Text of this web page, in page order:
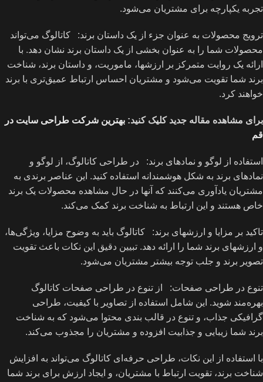
تجربه یکپارچه برای مشتریان می‌شود.
ترویج محصولات به عنوان جزء از یک داستان برند: کاتالوگ می‌تواند
محصولات شما را به عنوان بخشی از یک داستان برند نشان دهد. با
ارائه یک روایت متمرکز بر ارزشها، ماموریت، و داستان برند، شناخت
برند شما تقویت می‌شود و مشتریان احساس ارتباط عمیق‌تری با برند
خواهند کرد.
برای مشاهده مقاله جدید کلیک کنید: بهترین شرکت طراحی سایت در
قم
استفاده از لوگو و نمادهای برند: در طراحی کاتالوگ، از لوگو و
نمادهای برند به شکل هوشمندانه استفاده کنید. این عناصر برندی به
مشتریان یادآوری می‌کنند که آنها در حال مشاهده محصولات یک برند
خاص هستند و این ارتباط به شناخت برند کمک می‌کند.
تاکید بر مزایا و ارزشهای برند: کاتالوگ باید به وضوح مزایا، ویژگی‌ها،
و ارزشهای برند شما را ارائه دهد. تبیین دقیق این نکات باعث تقویت
تصویر برند و جلب توجه بیشتر مشتریان می‌شود.
تنوع در طراحی صفحات: از تنوع در طراحی صفحات کاتالوگ
بهره‌مند شوید. این شامل استفاده از تصاویر با کیفیت، طراحی
گرافیکی جذاب، و تنوع در قالب بندی محتوا می‌شود که به شناخت
برند شما زیبایی و جذابیت افزوده و مشتریان را مجذوب می‌کند.
با استفاده از این نکات، طراحی حرفه‌ای کاتالوگ می‌تواند به افزایش
شناخت برند، تقویت ارتباط با مشتریان، و ایجاد ارزش برای برند شما